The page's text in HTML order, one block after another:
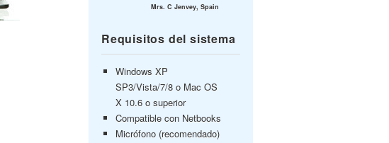
Mrs. C Jenvey, Spain
Requisitos del sistema
Windows XP
SP3/Vista/7/8 o Mac OS
X 10.6 o superior
Compatible con Netbooks
Micrófono (recomendado)